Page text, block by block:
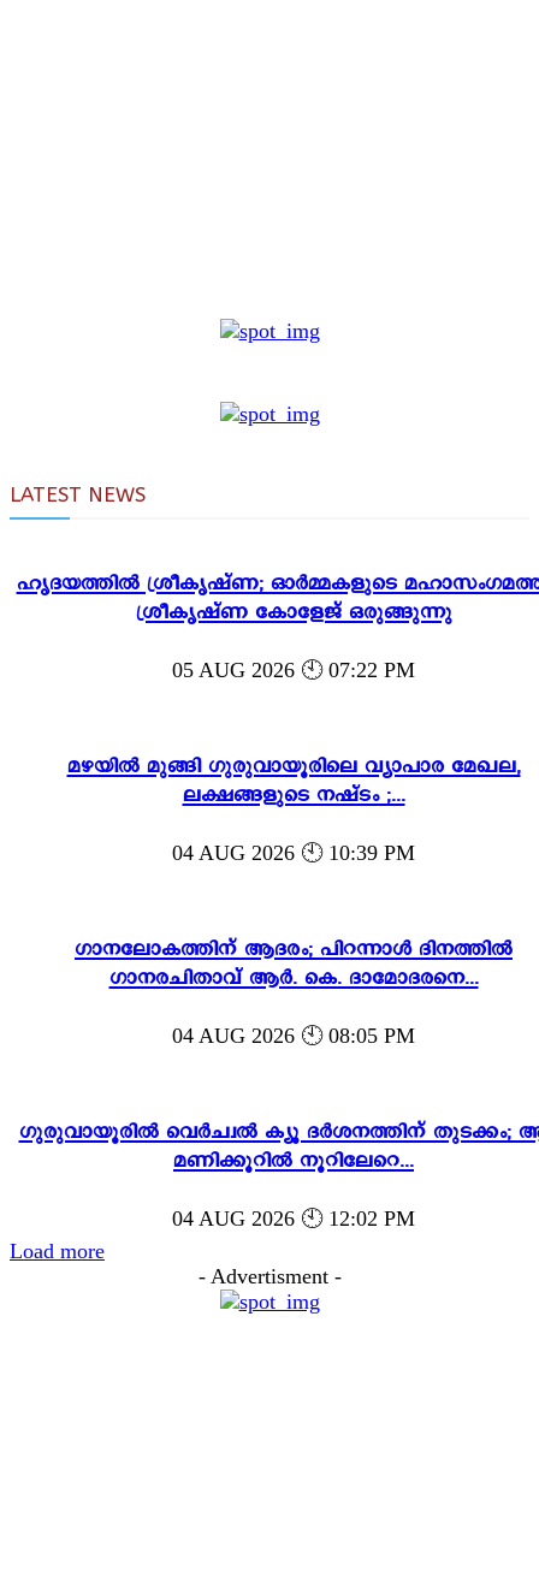
LATEST NEWS
ഹൃദയത്തിൽ ശ്രീകൃഷ്ണ; ഓർമ്മകളുടെ
ശ്രീകൃഷ്ണ കോളേജ് ഒരുങ്ങുന്നു
05 AUG 2026 🕙 07:22 PM
മഴയിൽ മുങ്ങി ഗുരുവായൂരിലെ വ്യാപാര മേഖല,
ലക്ഷങ്ങളുടെ നഷ്ടം ;...
04 AUG 2026 🕙 10:39 PM
ഗാനലോകത്തിന് ആദരം; പിറന്നാൾ ദിനത്തിൽ
ഗാനരചിതാവ് ആർ. കെ. ദാമോദരനെ...
04 AUG 2026 🕙 08:05 PM
ഗുരുവായൂരിൽ വെർച്വൽ ക്യൂ ദർശനത്തിന് തുടക്കം;
മണിക്കൂറിൽ നൂറിലേറെ...
04 AUG 2026 🕙 12:02 PM
Load more
- Advertisment -